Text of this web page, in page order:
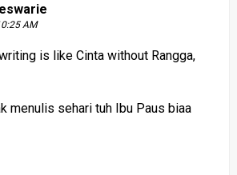
AM
is like Cinta without Rangga,
menulis sehari tuh Ibu Paus biaa